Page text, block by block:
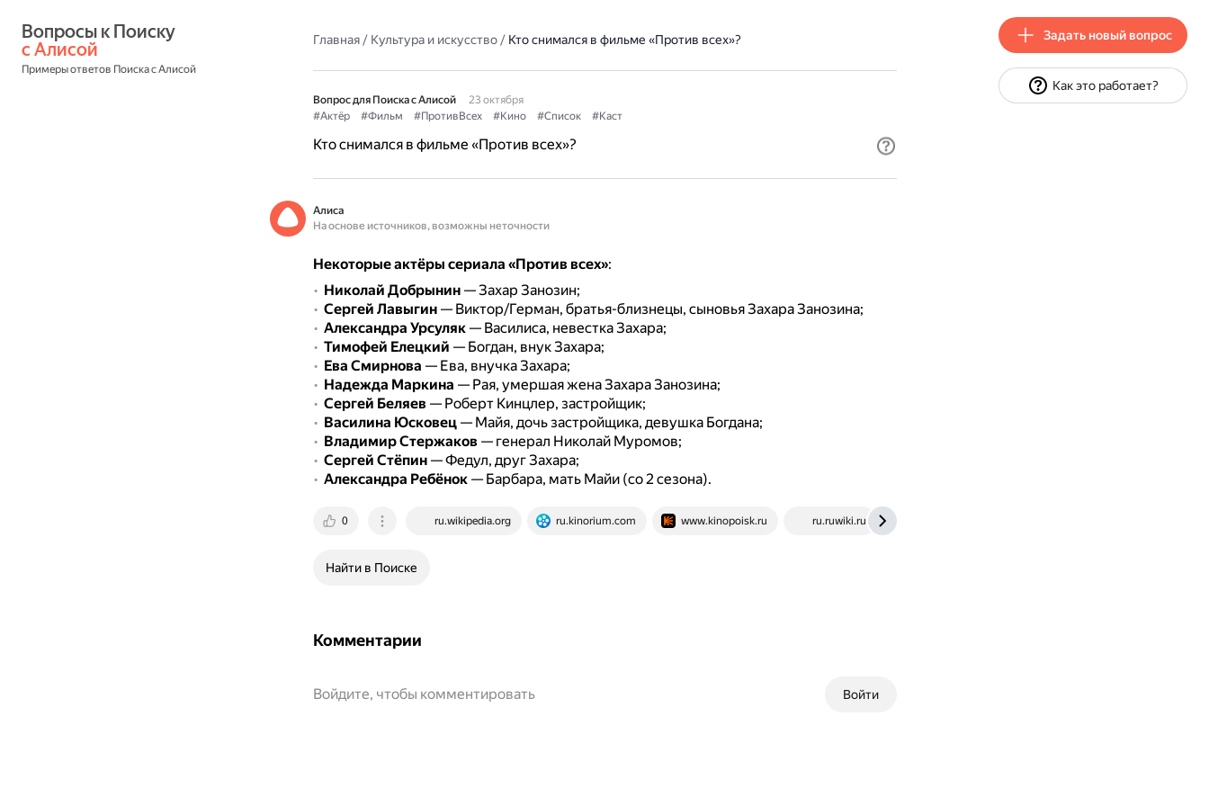
с Алисой
Примеры ответов Поиска с Алисой
Главная/ Культура и искусство/ Кто снимался в фильме «Против всех»?
Вопрос для Поиска с Алисой
23 октября
#Актёр
#Фильм #ПротивВсех #Кино #Список #Каст
Кто снимался в фильме «Против всех»?
Алиса
На основе источников, возможны неточности
Некоторые актёры сериала «Против всех»:
Николай Добрынин— Захар Занозин;
Сергей Лавыгин— Виктор/Герман, братья-близнецы, сыновья Захара Занозина;
Александра Урсуляк— Василиса, невестка Захара;
Тимофей Елецкий — Богдан, внук Захара;
Ева Смирнова — Ева, внучка Захара;
Надежда Маркина — Рая, умершая жена Захара Занозина;
Сергей Беляев— Роберт Кинцлер, застройщик;
Василина Юсковец— Майя, дочь застройщика, девушка Богдана;
Владимир Стержаков— генерал Николай Муромов;
Сергей Стёпин— Федул, друг Захара;
Александра Ребёнок— Барбара, мать Майи (со 2 сезона).
0 ru.wikipedia.org ru.kinorium.com www.kinopoisk.ru ru.ruwiki.ru
Найти в Поиске
Комментарии
Войти
Войдите, чтобы комментировать
Задать новый вопрос
Как это работает?